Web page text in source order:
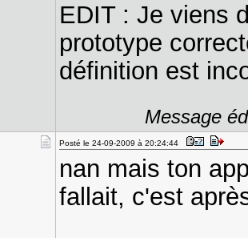
EDIT : Je viens
prototype
définition est
Message
Posté le 24-09-2009 à 20:24:44
nan mais ton
fallait, c'est